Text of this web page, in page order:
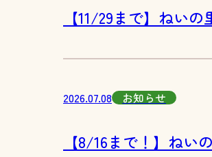
【11/29まで】ねい
2026.07.08 お知らせ
【8/16まで！】ね